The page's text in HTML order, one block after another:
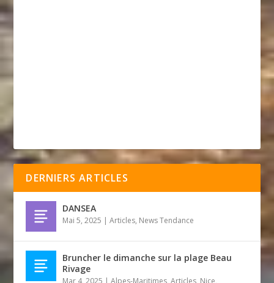
DERNIERS ARTICLES
DANSEA
Mai 5, 2025 |Articles, News Tendance
Bruncher le dimanche sur la plage Beau
Rivage
Mar 4, 2025 |Alpes-Maritimes,Articles, Nice,